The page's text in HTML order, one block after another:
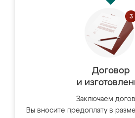
Договор
и
Заключаем
Вы вносите предоплату в